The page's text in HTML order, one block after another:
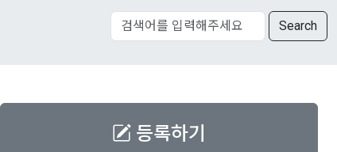
Search
등록하기